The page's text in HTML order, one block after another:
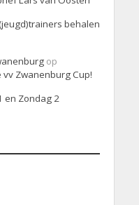
behalen
op
Zwanenburg Cup!
en Zondag 2